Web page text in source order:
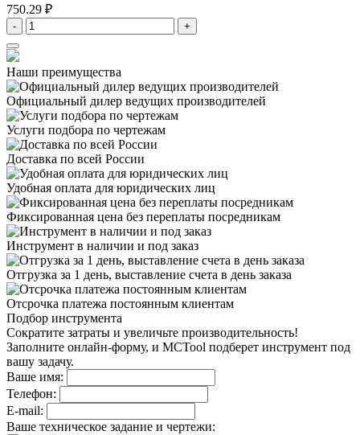
750.29 ₽
- +
Наши преимущества
Официальный дилер ведущих производителей
Услуги подбора по чертежам
Доставка по всей России
Удобная оплата для юридических лиц
Фиксированная цена без переплаты посредникам
Инструмент в наличии и под заказ
Отгрузка за 1 день, выставление счета в день заказа
Отсрочка платежа постоянным клиентам
Подбор инструмента
Сократите затраты и увеличьте производительность!
Заполните онлайн-форму, и MCTool подберет инструмент под
вашу задачу.
Ваше имя:
Телефон:
E-mail:
Ваше техническое задание и чертежи: